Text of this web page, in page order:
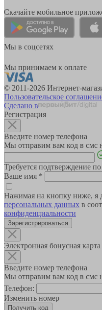
Скачайте мобильное
Мы в соцсетях
Мы принимаем к оплате
© 2011-2026 Интернет-
Пользовательское
Сделано в
Регистрация
Введите номер телефона
Мы отправим вам код в смс
Требуется подтверждение
Ваше имя *
Нажимая на кнопку ниже, я
персональных данных в
конфиденциальности
Зарегистрироваться
Электронная бонусная карта
Введите номер телефона
Мы отправим вам код в смс
Телефон:
Изменить номер